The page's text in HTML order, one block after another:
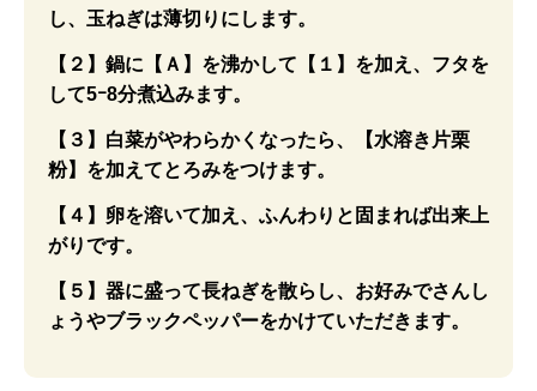
し、玉ねぎは薄切りにします。
【２】鍋に【Ａ】を沸かして【１】を加え、フタを
して5ｰ8分煮込みます。
【３】白菜がやわらかくなったら、【水溶き片栗
粉】を加えてとろみをつけます。
【４】卵を溶いて加え、ふんわりと固まれば出来上
がりです。
【５】器に盛って長ねぎを散らし、お好みでさんし
ょうやブラックペッパーをかけていただきます。